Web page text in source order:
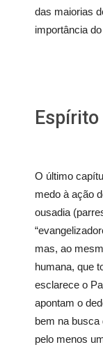
das maiorias
importância
O último
medo à ação
ousadia
mas, ao
humana, que
esclarece o
apontam o
bem na busca
pelo menos